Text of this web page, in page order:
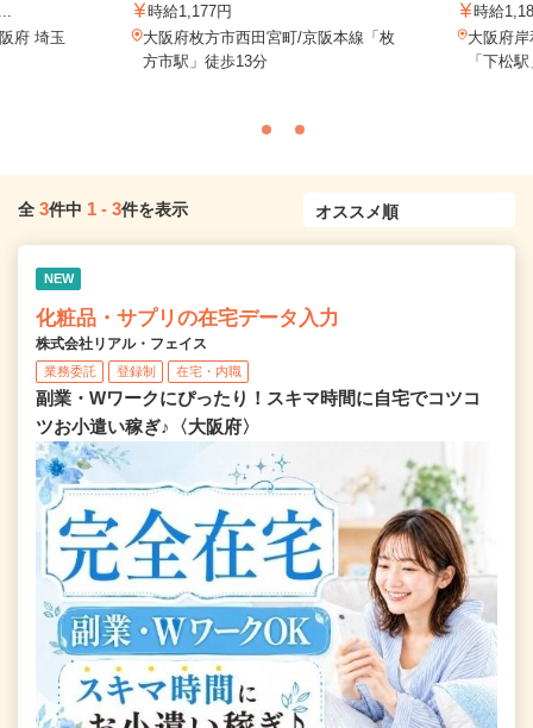
府 埼玉
時給1,177円
大阪府枚方市西田宮町/京阪本線「枚
方市駅」徒歩13分
時給
大阪府
「下松
全 3件中 1 - 3件を表示
NEW
化粧品・サプリの在宅データ入力
株式会社リアル・フェイス
業務委託 登録制 在宅・内職
副業・Wワークにぴったり！スキマ時間に自宅でコツコ
ツお小遣い稼ぎ♪〈大阪府〉